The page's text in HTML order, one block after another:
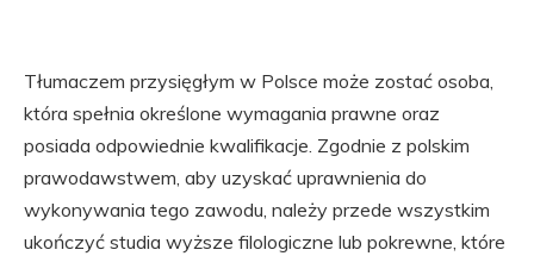
Tłumaczem przysięgłym w Polsce może zostać osoba,
która spełnia określone wymagania prawne oraz
posiada odpowiednie kwalifikacje. Zgodnie z polskim
prawodawstwem, aby uzyskać uprawnienia do
wykonywania tego zawodu, należy przede wszystkim
ukończyć studia wyższe filologiczne lub pokrewne, które